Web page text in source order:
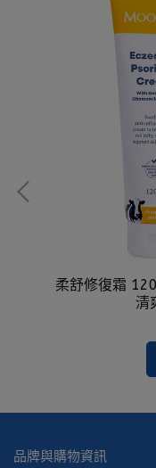
柔舒修復霜
清
品牌與購物資訊